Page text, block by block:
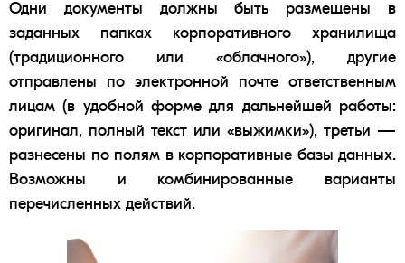
Одни документы должны быть размещены в
заданных папках корпоративного хранилища
(традиционного или «облачного»), другие
отправлены по электронной почте ответственным
лицам (в удобной форме для дальнейшей работы:
оригинал, полный текст или «выжимки»), третьи —
разнесены по полям в корпоративные базы данных.
Возможны и комбинированные варианты
перечисленных действий.